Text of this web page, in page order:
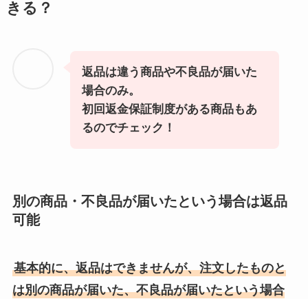
きる？
返品は違う商品や不良品が届いた
場合のみ。
初回返金保証制度がある商品もあ
るのでチェック！
別の商品・不良品が届いたという場合は返品
可能
基本的に、返品はできませんが、注文したものと
は別の商品が届いた、不良品が届いたという場合